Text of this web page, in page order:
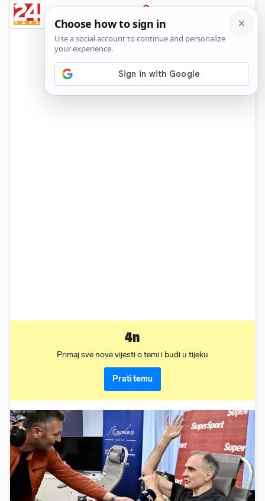
PRIJAVA
News
4n
Primaj sve nove vijesti o temi i budi u tijeku
Prati temu